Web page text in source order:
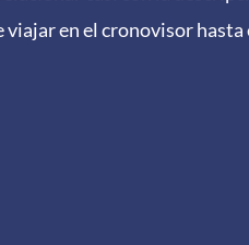
viajar en el cronovisor